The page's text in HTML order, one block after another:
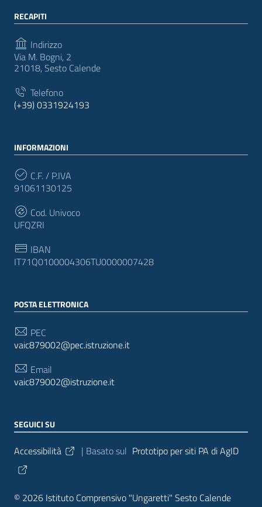
RECAPITI
Indirizzo
Via M. Bogni, 2
21018, Sesto Calende
Telefono
(+39) 0331924193
INFORMAZIONI
C.F. / P.IVA
91061130125
Cod. Univoco
UFQZRI
IBAN
IT71Q0100004306TU0000007428
POSTA ELETTRONICA
PEC
vaic879002@pec.istruzione.it
Email
vaic879002@istruzione.it
SEGUICI SU
Sezione Link Utili
Accessibilità | Basato sul Prototipo per siti PA di AgID
© 2026 Istituto Comprensivo "Ungaretti" Sesto Calende